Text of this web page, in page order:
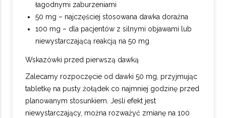
łagodnymi zaburzeniami
50 mg – najczęściej stosowana dawka doraźna
100 mg – dla pacjentów z silnymi objawami lub
niewystarczającą reakcją na 50 mg
Wskazówki przed pierwszą dawką
Zalecamy rozpoczęcie od dawki 50 mg, przyjmując
tabletkę na pusty żołądek co najmniej godzinę przed
planowanym stosunkiem. Jeśli efekt jest
niewystarczający, można rozważyć zmianę na 100